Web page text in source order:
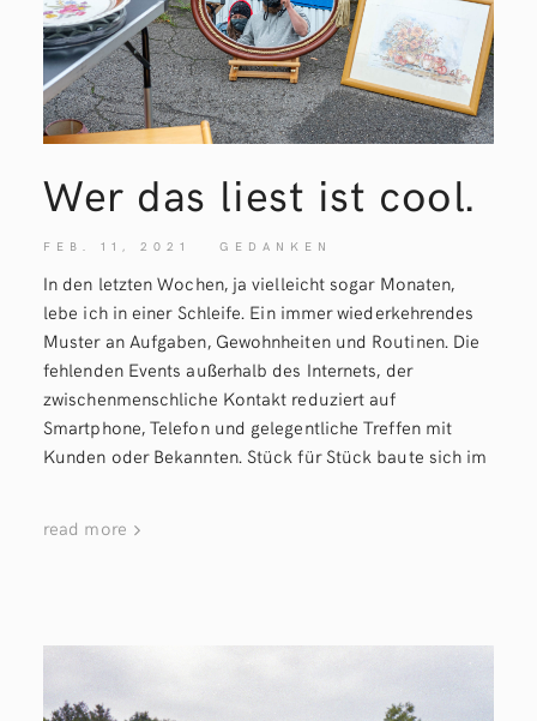
Wer das liest ist cool.
FEB. 11, 2021 GEDANKEN
In den letzten Wochen, ja vielleicht sogar Monaten,
lebe ich in einer Schleife. Ein immer wiederkehrendes
Muster an Aufgaben, Gewohnheiten und Routinen. Die
fehlenden Events außerhalb des Internets, der
zwischenmenschliche Kontakt reduziert auf
Smartphone, Telefon und gelegentliche Treffen mit
Kunden oder Bekannten. Stück für Stück baute sich im
read more